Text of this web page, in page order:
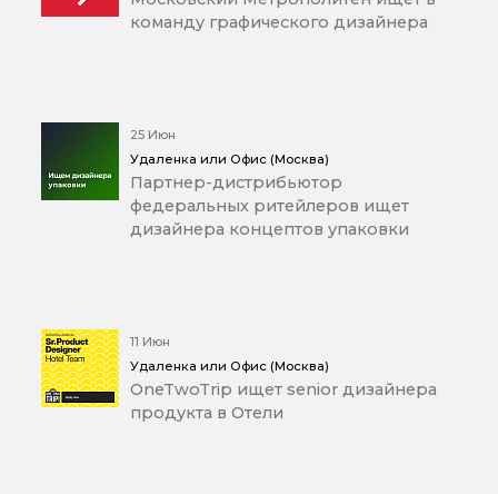
команду графического дизайнера
25 Июн
Удаленка или Офис (Москва)
Партнер-дистрибьютор
федеральных ритейлеров ищет
дизайнера концептов упаковки
11 Июн
Удаленка или Офис (Москва)
OneTwoTrip ищет senior дизайнера
продукта в Отели